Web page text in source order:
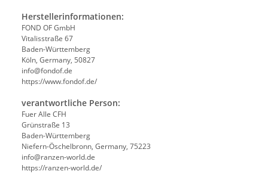
Herstellerinformationen:
FOND OF GmbH
Vitalisstraße 67
Baden-Württemberg
Köln, Germany, 50827
info@fondof.de
https://www.fondof.de/
verantwortliche Person:
Fuer Alle CFH
Grünstraße 13
Baden-Württemberg
Niefern-Öschelbronn, Germany, 75223
info@ranzen-world.de
https://ranzen-world.de/